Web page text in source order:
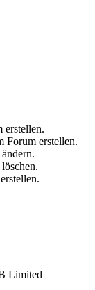
erstellen.
Forum erstellen.
ändern.
löschen.
Limited